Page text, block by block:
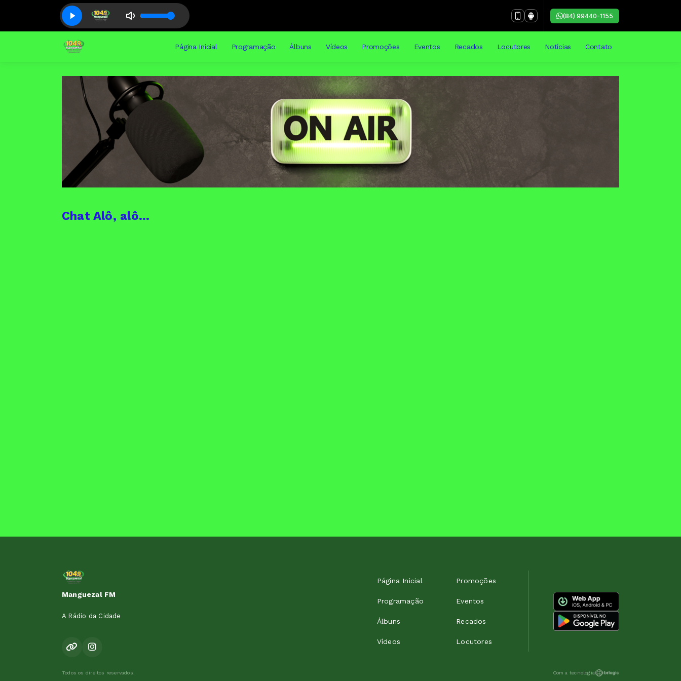
(84) 99440-1155
Página Inicial Programação Álbuns Vídeos Promoções Eventos Recados Locutores Notícias Contato
Chat Alô, alô...
Manguezal FM
A Rádio da Cidade
Página Inicial
Programação
Álbuns
Vídeos
Promoções
Eventos
Recados
Locutores
Todos os direitos reservados. Com a tecnologia